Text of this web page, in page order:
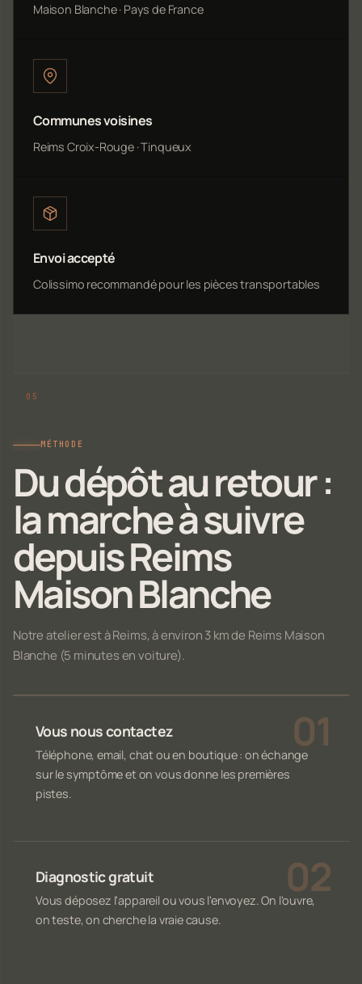
Maison Blanche · Pays de France
Communes voisines
Reims Croix-Rouge · Tinqueux
Envoi accepté
Colissimo recommandé pour les pièces transportables
MÉTHODE
Du dépôt au retour :
la marche à suivre
depuis Reims
Maison Blanche
Notre atelier est à Reims, à environ 3 km de Reims Maison
Blanche (5 minutes en voiture).
Vous nous contactez
Téléphone, email, chat ou en boutique : on échange
sur le symptôme et on vous donne les premières
pistes.
Diagnostic gratuit
Vous déposez l'appareil ou vous l'envoyez. On l'ouvre,
on teste, on cherche la vraie cause.